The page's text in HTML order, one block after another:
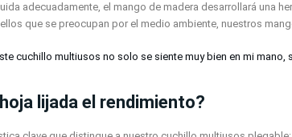
adecuadamente, el mango de madera desarrollará una
que se preocupan por el medio ambiente, nuestros
cuchillo multiusos no solo se siente muy bien en mi
lijada el rendimiento?